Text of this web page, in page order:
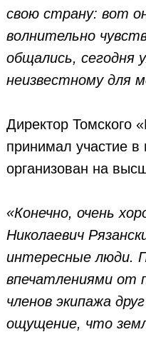
свою страну: вот
волнительно
общались, сегодня
неизвестному для
Директор Томского
принимал участие
организован на
«Конечно, очень
Николаевич
интересные люди.
впечатлениями от
членов экипажа
ощущение, что